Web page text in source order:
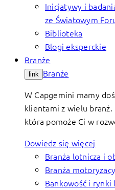
Inicjatywy i
ze Światowym
Biblioteka
Blogi eksperckie
Branże
link Branże
W Capgemini mamy
klientami z wielu branż.
która pomoże Ci w
Dowiedz się więcej
Branża lotnicza i
Branża
Bankowość i rynki